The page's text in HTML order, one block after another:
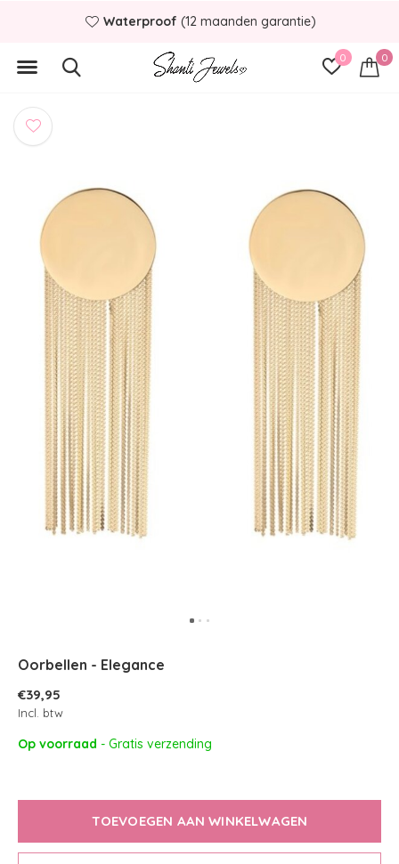
0 0
Waterproof (12 maanden garantie)
Oorbellen - Elegance
€39,95
Incl. btw
Op voorraad - Gratis verzending
TOEVOEGEN AAN WINKELWAGEN